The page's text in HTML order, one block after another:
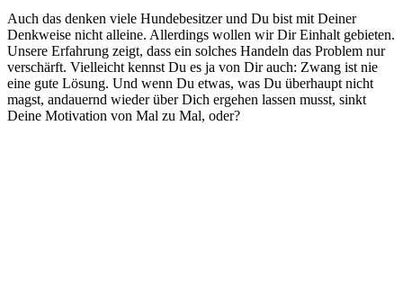
Auch das denken viele Hundebesitzer und Du bist mit Deiner
Denkweise nicht alleine. Allerdings wollen wir Dir Einhalt gebieten.
Unsere Erfahrung zeigt, dass ein solches Handeln das Problem nur
verschärft. Vielleicht kennst Du es ja von Dir auch: Zwang ist nie
eine gute Lösung. Und wenn Du etwas, was Du überhaupt nicht
magst, andauernd wieder über Dich ergehen lassen musst, sinkt
Deine Motivation von Mal zu Mal, oder?